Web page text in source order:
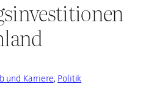
und Karriere, Politik